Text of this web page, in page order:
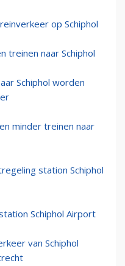
op Schiphol
treinen naar Schiphol
Schiphol worden
minder treinen naar
station Schiphol
Schiphol Airport
van Schiphol